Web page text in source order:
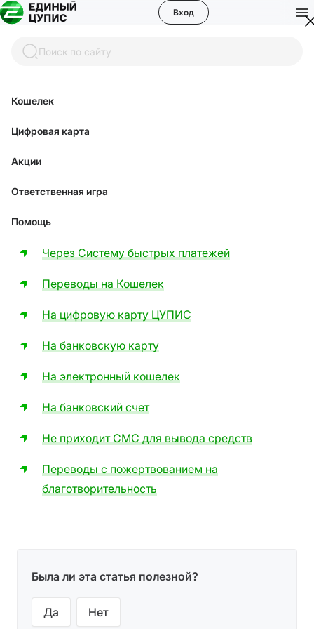
Поиск по сайту
Кошелек
Цифровая карта
Акции
Ответственная игра
Помощь
Вход
Через Систему быстрых платежей
Переводы на Кошелек
На цифровую карту ЦУПИС
На банковскую карту
На электронный кошелек
На банковский счет
Не приходит СМС для вывода средств
Переводы с пожертвованием на
благотворительность
Была ли эта статья полезной?
Да Нет